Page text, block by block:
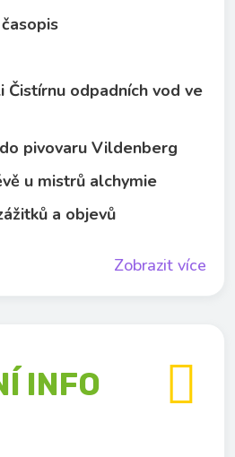
Čistírnu odpadních vod ve
pivovaru Vildenberg
u mistrů alchymie
a objevů
Zobrazit více
INFO 